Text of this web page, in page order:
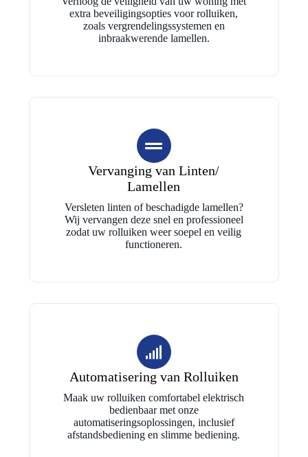
extra beveiligingsopties voor rolluiken,
zoals vergrendelingssystemen en
inbraakwerende lamellen.
Vervanging van Linten/
Lamellen
Versleten linten of beschadigde lamellen?
Wij vervangen deze snel en professioneel
zodat uw rolluiken weer soepel en veilig
functioneren.
Automatisering van Rolluiken
Maak uw rolluiken comfortabel elektrisch
bedienbaar met onze
automatiseringsoplossingen, inclusief
afstandsbediening en slimme bediening.